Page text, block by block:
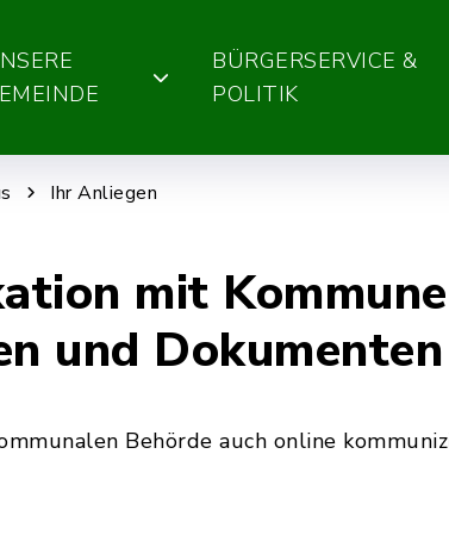
BÜRGERSERVICE &
POLITIK
Ihr Anliegen
mit
und Dokumenten
Behörde auch online